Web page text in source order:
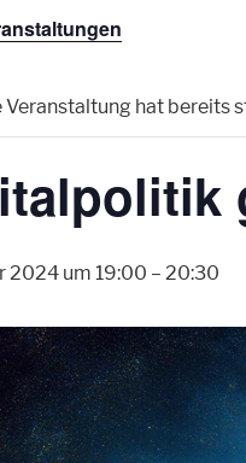
Veranstaltung hat bereits
2024 um 19:00 – 20:30